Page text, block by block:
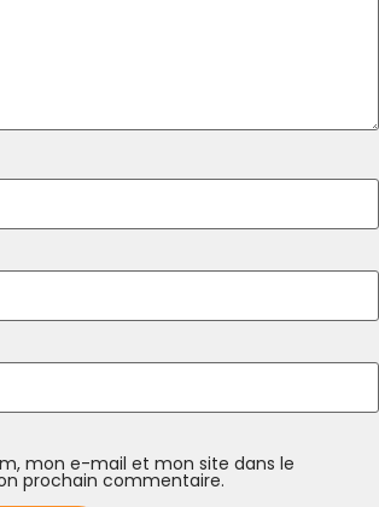
mon e-mail et mon site dans le
prochain commentaire.